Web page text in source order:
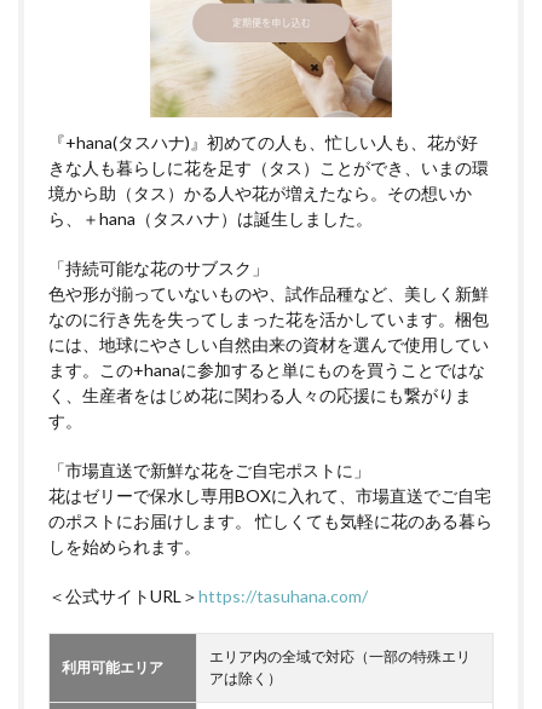
『+hana(タスハナ)』初めての人も、忙しい人も、花が好
きな人も暮らしに花を足す（タス）ことができ、いまの環
境から助（タス）かる人や花が増えたなら。その想いか
ら、＋hana（タスハナ）は誕生しました。
「持続可能な花のサブスク」
色や形が揃っていないものや、試作品種など、美しく新鮮
なのに行き先を失ってしまった花を活かしています。梱包
には、地球にやさしい自然由来の資材を選んで使用してい
ます。この+hanaに参加すると単にものを買うことではな
く、生産者をはじめ花に関わる人々の応援にも繋がりま
す。
「市場直送で新鮮な花をご自宅ポストに」
花はゼリーで保水し専用BOXに入れて、市場直送でご自宅
のポストにお届けします。 忙しくても気軽に花のある暮ら
しを始められます。
＜公式サイトURL＞https://tasuhana.com/
利用可能エリア
エリア内の全域で対応（一部の特殊エリ
アは除く）